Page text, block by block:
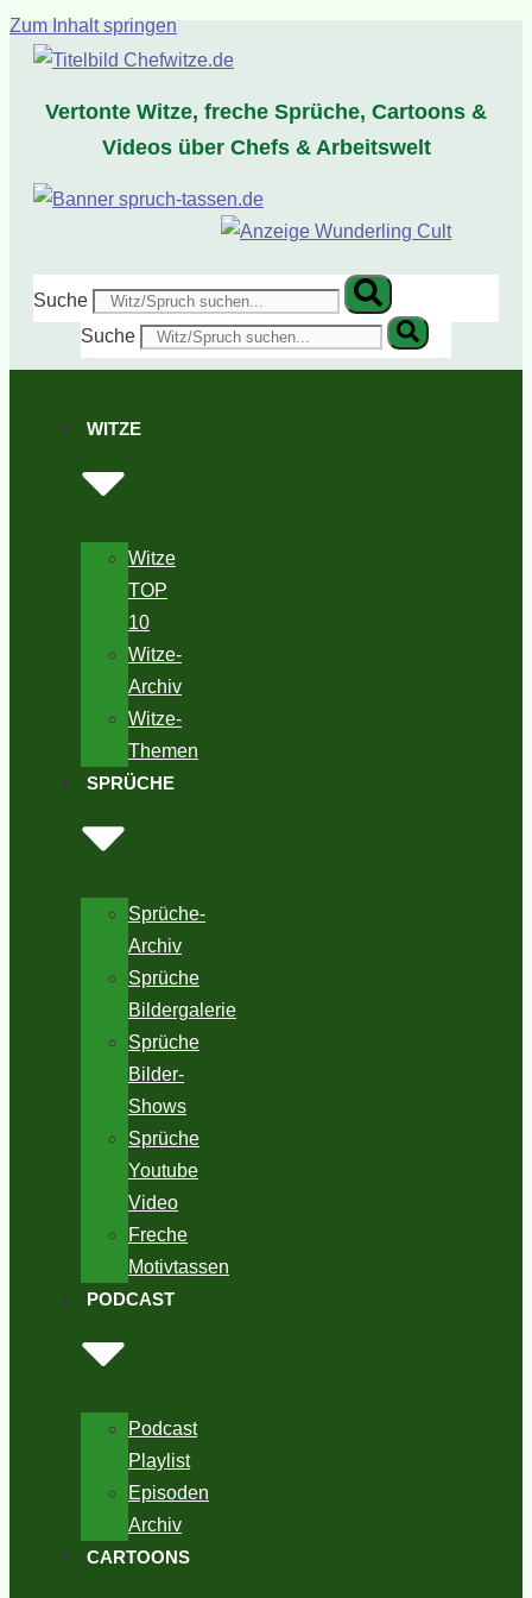
Zum Inhalt springen
Vertonte Witze, freche Sprüche, Cartoons &
Videos über Chefs & Arbeitswelt
Suche
Suche
WITZE
Witze
TOP
10
Witze-
Archiv
Witze-
Themen
SPRÜCHE
Sprüche-
Archiv
Sprüche
Bildergalerie
Sprüche
Bilder-
Shows
Sprüche
Youtube
Video
Freche
Motivtassen
PODCAST
Podcast
Playlist
Episoden
Archiv
CARTOONS